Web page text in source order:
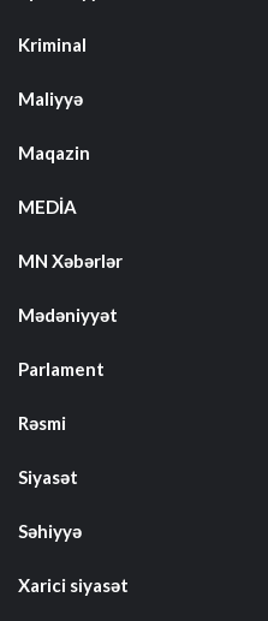
Kriminal
Maliyyə
Maqazin
MEDİA
MN Xəbərlər
Mədəniyyət
Parlament
Rəsmi
Siyasət
Səhiyyə
Xarici siyasət